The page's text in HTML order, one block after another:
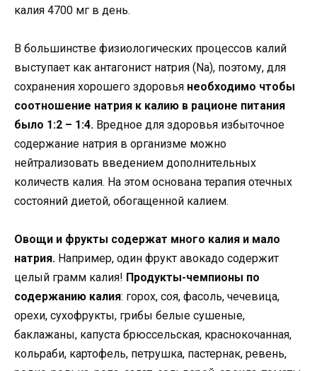
калия 4700 мг в день.
В большинстве физиологических процессов калий
выступает как антагонист натрия (Na), поэтому, для
сохранения хорошего здоровья необходимо чтобы
соотношение натрия к калию в рационе питания
было 1:2 – 1:4. Вредное для здоровья избыточное
содержание натрия в организме можно
нейтрализовать введением дополнительных
количеств калия. На этом основана терапия отечных
состояний диетой, обогащенной калием.
Овощи и фрукты содержат много калия и мало
натрия. Например, один фрукт авокадо содержит
целый грамм калия! Продукты-чемпионы по
содержанию калия: горох, соя, фасоль, чечевица,
орехи, сухофрукты, грибы белые сушеные,
баклажаны, капуста брюссельская, краснокочанная,
кольраби, картофель, петрушка, пастернак, ревень,